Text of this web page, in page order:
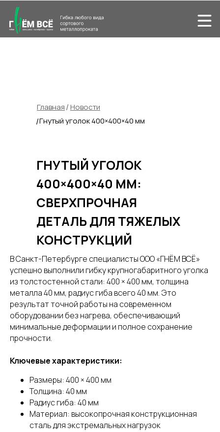
ГНУТЫЙ УГОЛОК
400×400×40 ММ:
СВЕРХПРОЧНАЯ
ДЕТАЛЬ ДЛЯ ТЯЖЕЛЫХ
КОНСТРУКЦИЙ
Главная Новости
Гнутый уголок 400×400×40 мм
/
/
В Санкт-Петербурге специалисты ООО «ГНЁМ ВСЁ»
успешно выполнили гибку крупногабаритного уголка
из толстостенной стали: 400 × 400 мм, толщина
металла 40 мм, радиус гиба всего 40 мм. Это
результат точной работы на современном
оборудовании без нагрева, обеспечивающий
минимальные деформации и полное сохранение
прочности.
Ключевые характеристики:
Размеры: 400 × 400 мм
Толщина: 40 мм
Радиус гиба: 40 мм
Материал: высокопрочная конструкционная
сталь для экстремальных нагрузок